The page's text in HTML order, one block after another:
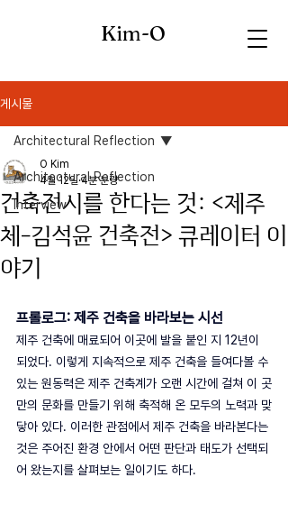
Kim-O
게시물
Architectural Reflection
Interview
Architectural Reflection
건축전시를 한다는 것: <제주
체-김석윤 건축전> 큐레이터 이
야기
O Kim
4월 12일 4분 분량
프롤로그: 제주 건축을 바라보는 시선
제주 건축에 매료되어 이곳에 발을 붙인 지 12년이
되었다. 이렇게 지속적으로 제주 건축을 들여다볼 수
있는 원동력은 제주 건축계가 오랜 시간에 걸쳐 이 곳
만의 문화를 만들기 위해 축적해 온 모두의 노력과 맞
닿아 있다. 이러한 관점에서 제주 건축을 바라본다는
것은 주어진 환경 안에서 어떤 판단과 태도가 선택되
어 왔는지를 살펴보는 일이기도 하다.